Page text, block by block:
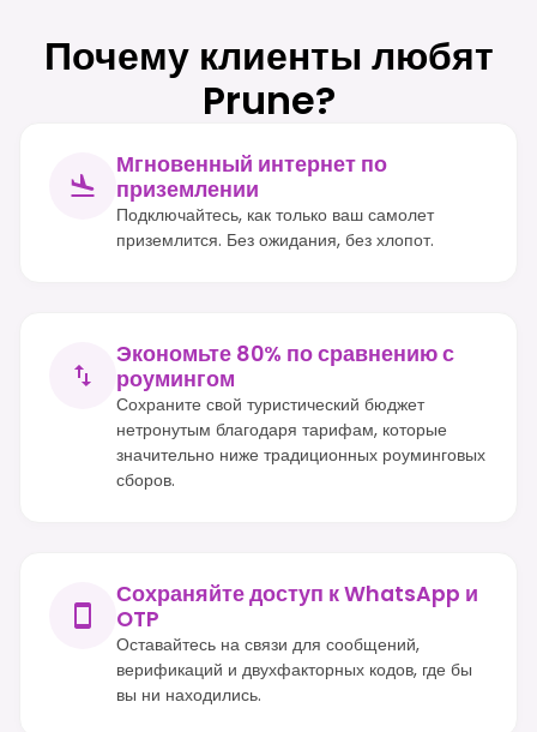
Почему клиенты любят
Prune?
Мгновенный интернет по
приземлении
Подключайтесь, как только ваш самолет
приземлится. Без ожидания, без хлопот.
Экономьте 80% по сравнению с
роумингом
Сохраните свой туристический бюджет
нетронутым благодаря тарифам, которые
значительно ниже традиционных роуминговых
сборов.
Сохраняйте доступ к WhatsApp и
OTP
Оставайтесь на связи для сообщений,
верификаций и двухфакторных кодов, где бы
вы ни находились.